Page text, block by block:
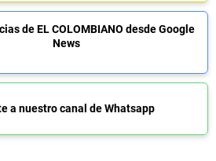
de EL COLOMBIANO desde Google
News
a nuestro canal de Whatsapp